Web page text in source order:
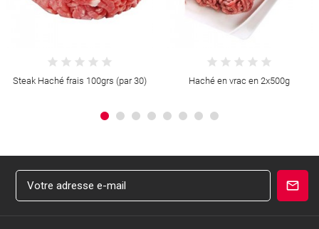
Steak Haché frais 100grs (par 30) Haché en vrac en 2x500g